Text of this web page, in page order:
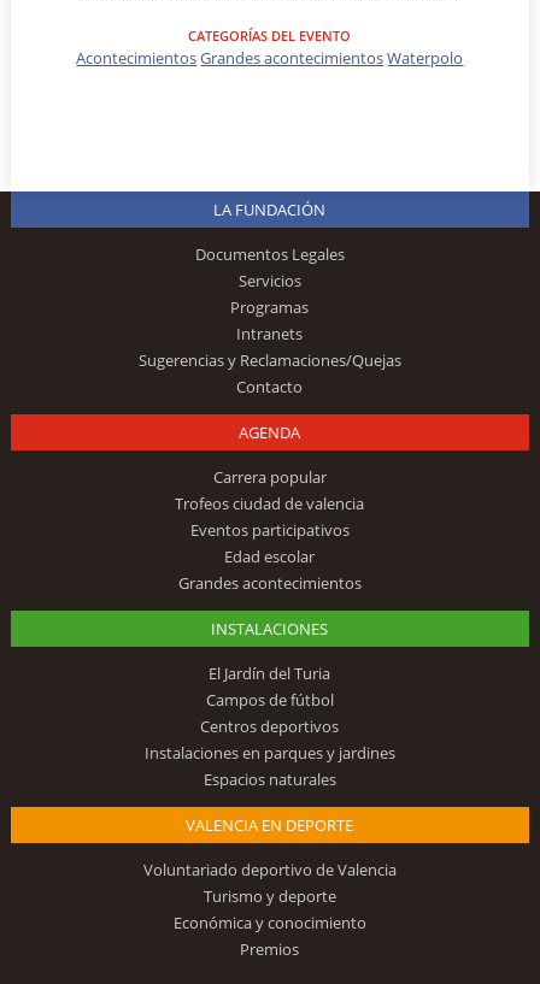
CATEGORÍAS DEL EVENTO
AcontecimientosGrandes acontecimientosWaterpolo
LA FUNDACIÓN
Documentos Legales
Servicios
Programas
Intranets
Sugerencias y Reclamaciones/Quejas
Contacto
AGENDA
Carrera popular
Trofeos ciudad de valencia
Eventos participativos
Edad escolar
Grandes acontecimientos
INSTALACIONES
El Jardín del Turia
Campos de fútbol
Centros deportivos
Instalaciones en parques y jardines
Espacios naturales
VALENCIA EN DEPORTE
Voluntariado deportivo de Valencia
Turismo y deporte
Económica y conocimiento
Premios